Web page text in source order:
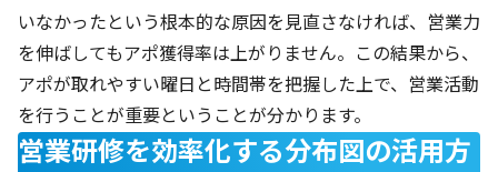
いなかったという根本的な原因を見直さなければ、営業力
を伸ばしてもアポ獲得率は上がりません。この結果から、
アポが取れやすい曜日と時間帯を把握した上で、営業活動
を行うことが重要ということが分かります。
営業研修を効率化する分布図の活用方